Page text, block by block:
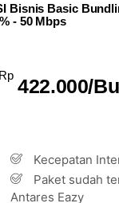
Bisnis Basic
- 50 Mbps
Rp 422.000/
Kecepatan
Paket sudah
Antares Eazy